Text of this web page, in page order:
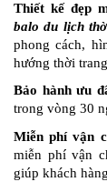
Thiết kế đẹp
balo du lịch
phong cách,
hướng thời
Bảo hành ưu
trong vòng 30
Miễn phí vận
miễn phí vận
giúp khách